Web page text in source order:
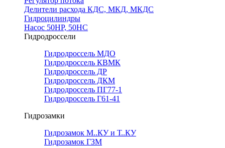
Делители расхода КДС, МКД, МКДС
Гидроцилиндры
Насос 50НР, 50НС
Гидродроссели
Гидродроссель МДО
Гидродроссель КВМК
Гидродроссель ДР
Гидродроссель ДКМ
Гидродроссель ПГ77-1
Гидродроссель Г61-41
Гидрозамки
Гидрозамок М..КУ и Т..КУ
Гидрозамок ГЗМ